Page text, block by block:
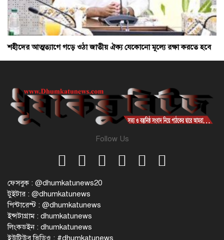
শহীদের আত্মত্যাগে গড়ে ওঠা জাতীয় ঐক্য যেকোনো মূল্যে রক্ষা করতে হবে
Follow Us
ফেসবুক : @dhumkatunews20
টুইটার : @dhumkatunews
পিন্টারেস্ট : @dhumkatunews
ইন্সটাগ্রাম : dhumkatunews
লিংকডইন : dhumkatunews
ইউটিউব ভিডিও : #dhumkatunews